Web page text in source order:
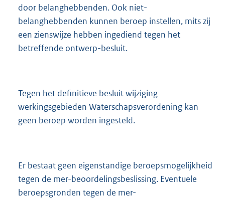
door belanghebbenden. Ook niet-
belanghebbenden kunnen beroep instellen, mits zij
een zienswijze hebben ingediend tegen het
betreffende ontwerp-besluit.
Tegen het definitieve besluit wijziging
werkingsgebieden Waterschapsverordening kan
geen beroep worden ingesteld.
Er bestaat geen eigenstandige beroepsmogelijkheid
tegen de mer-beoordelingsbeslissing. Eventuele
beroepsgronden tegen de mer-